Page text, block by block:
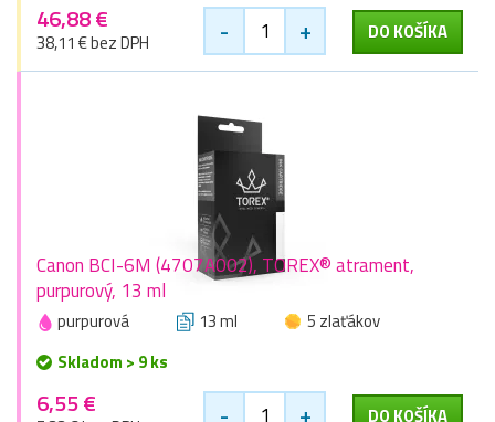
46,88 €
38,11 € bez DPH - + DO KOŠÍKA
Canon BCI-6M (4707A002), TOREX® atrament,
purpurový, 13 ml
purpurová 13 ml
5 zlaťákov
Skladom > 9 ks
6,55 € - + DO KOŠÍKA